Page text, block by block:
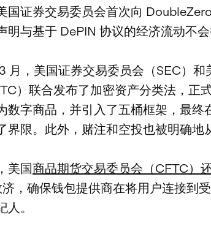
国证券交易委员会首次向
明与基于 DePIN 协议的经济流动不会
月，美国证券交易委员会（SEC）
）联合发布了加密资产分类法，正
数字商品，并引入了五桶框架，最终
界限。此外，赌注和空投也被明确地
美国商品期货交易委员会（CFTC）
济，确保钱包提供商在将用户连接到
人。